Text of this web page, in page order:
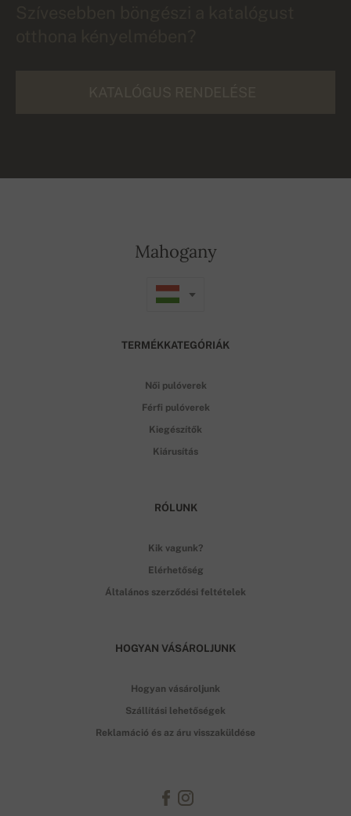
Mahogany
TERMÉKKATEGÓRIÁK
Női pulóverek
Férfi pulóverek
Kiegészítők
Kiárusítás
RÓLUNK
Kik vagunk?
Elérhetőség
Általános szerződési feltételek
HOGYAN VÁSÁROLJUNK
Hogyan vásároljunk
Szállítási lehetőségek
Reklamáció és az áru visszaküldése